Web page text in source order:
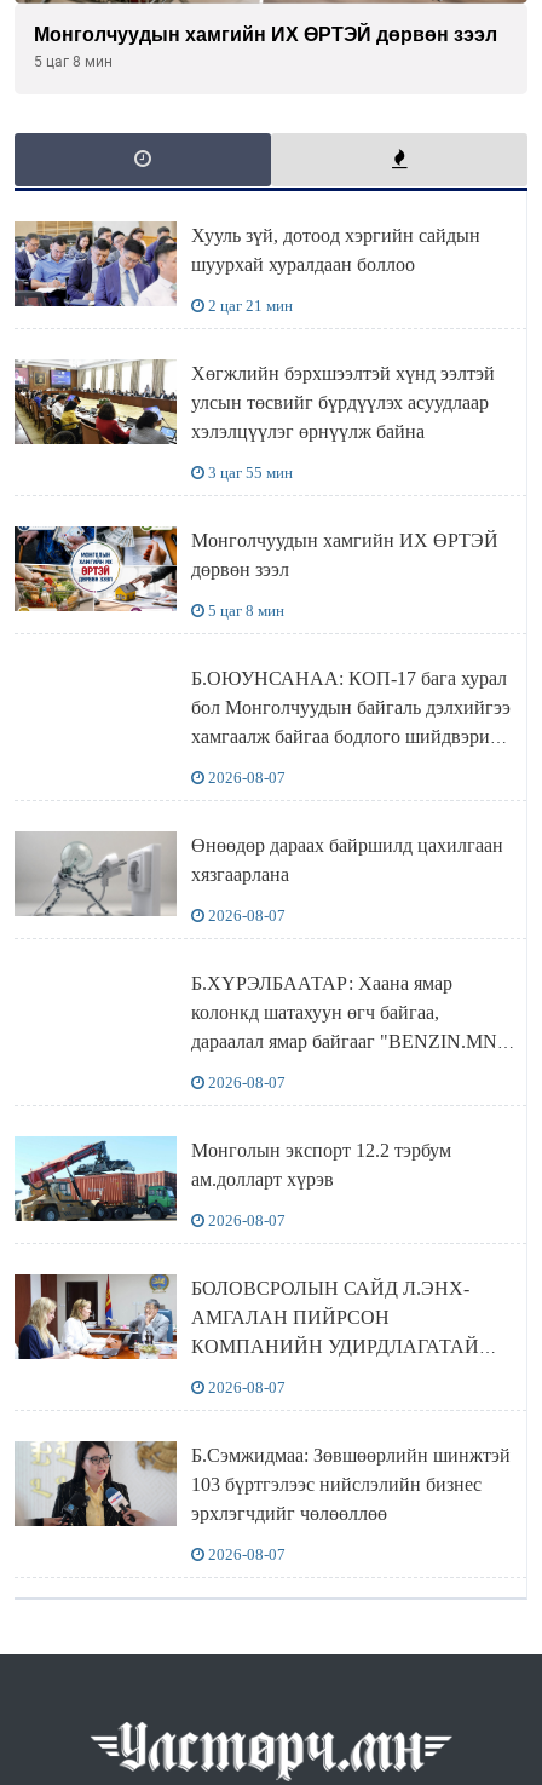
Монголчуудын хамгийн ИХ ӨРТЭЙ дөрвөн зээл
5 цаг 8 мин
Хууль зүй, дотоод хэргийн сайдын
шуурхай хуралдаан боллоо
2 цаг 21 мин
Хөгжлийн бэрхшээлтэй хүнд ээлтэй
улсын төсвийг бүрдүүлэх асуудлаар
хэлэлцүүлэг өрнүүлж байна
3 цаг 55 мин
Монголчуудын хамгийн ИХ ӨРТЭЙ
дөрвөн зээл
5 цаг 8 мин
Б.ОЮУНСАНАА: КОП-17 бага хурал
бол Монголчуудын байгаль дэлхийгээ
хамгаалж байгаа бодлого шийдвэрийг
2026-08-07
Өнөөдөр дараах байршилд цахилгаан
хязгаарлана
2026-08-07
Б.ХҮРЭЛБААТАР: Хаана ямар
колонкд шатахуун өгч байгаа,
дараалал ямар байгааг "BENZIN.MN”
2026-08-07
Монголын экспорт 12.2 тэрбум
ам.долларт хүрэв
2026-08-07
БОЛОВСРОЛЫН САЙД Л.ЭНХ-
АМГАЛАН ПИЙРСОН
КОМПАНИЙН УДИРДЛАГАТАЙ
2026-08-07
Б.Сэмжидмаа: Зөвшөөрлийн шинжтэй
103 бүртгэлээс нийслэлийн бизнес
эрхлэгчдийг чөлөөллөө
2026-08-07